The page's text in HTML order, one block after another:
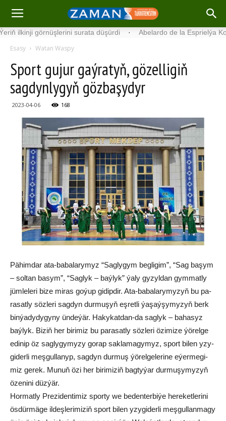
görnüşlerini surata düşürdi · Abelardo de la Esprielýa
Esasy Watan Waspy
Sport gujur gaýratyň, gözelligiň
sagdynlygyň gözbaşydyr
2023-04-06 168
Pä­him­dar ata-ba­ba­la­ry­myz “Sag­ly­gym beg­li­gim”, “Sag ba­şym
– sol­tan ba­sym”, “Sag­lyk – baý­lyk” ýa­ly gy­zyl­dan gym­mat­ly
jüm­le­le­ri bi­ze mi­ras go­ýup gi­dip­dir. Ata-ba­ba­la­ry­my­zyň bu pa­
ra­sat­ly söz­le­ri sag­dyn dur­mu­şyň eş­ret­li ýa­şaý­şy­my­zyň berk
bin­ýa­dy­dy­gy­ny ün­de­ýär. Ha­ky­kat­dan-da sag­lyk – ba­ha­syz
baý­lyk. Bi­ziň her bi­ri­miz bu pa­ra­sat­ly söz­le­ri özi­mi­ze ýö­rel­ge
edi­nip öz sag­ly­gy­my­zy go­rap sak­la­ma­gy­myz, sport bi­len yzy­
gi­der­li meş­gul­la­nyp, sag­dyn dur­muş ýö­rel­ge­le­ri­ne eýer­me­gi­
miz ge­rek. Mu­nuň özi her bi­ri­mi­ziň bag­ty­ýar dur­mu­şy­my­zyň
öze­ni­ni düz­ýär.
Hor­mat­ly Pre­zi­den­ti­miz spor­ty we be­den­ter­bi­ýe he­re­ket­le­ri­ni
ös­dür­mä­ge il­deş­le­ri­mi­ziň sport bi­len yzy­gi­der­li meş­gul­lan­ma­gy